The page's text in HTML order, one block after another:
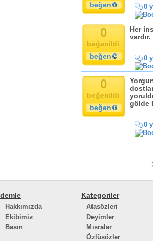
beğen
0
0
beğenildi
beğen
Her
vardır.
0
0
beğenildi
beğen
gölde
0
demle
Hakkımızda
Ekibimiz
Basın
Kategoriler
Atasözleri
Deyimler
Mısralar
Özlüsözler